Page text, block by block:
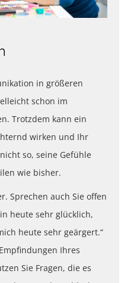
in größeren
schon im
Trotzdem kann ein
wirken und Ihr
so, seine Gefühle
wie bisher.
Sprechen auch Sie offen
heute sehr glücklich,
heute sehr geärgert.“
Ihres
Sie Fragen, die es